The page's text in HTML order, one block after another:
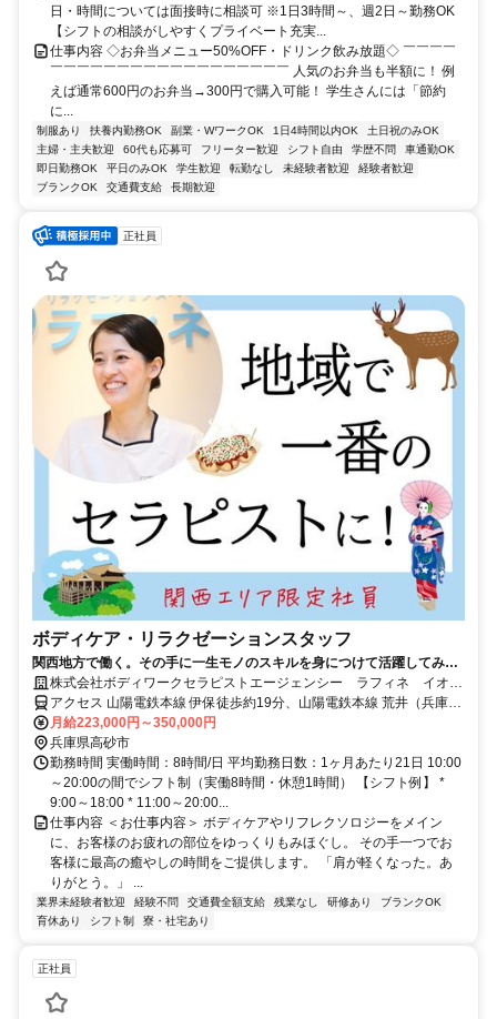
日・時間については面接時に相談可 ※1日3時間～、週2日～勤務OK
【シフトの相談がしやすくプライベート充実...
仕事内容 ◇お弁当メニュー50%OFF・ドリンク飲み放題◇ ￣￣￣￣
￣￣￣￣￣￣￣￣￣￣￣￣￣￣￣￣￣￣ 人気のお弁当も半額に！ 例
えば通常600円のお弁当→300円で購入可能！ 学生さんには「節約
に...
制服あり 扶養内勤務OK 副業・WワークOK 1日4時間以内OK
土日祝のみOK
主婦・主夫歓迎
60代も応募可 フリーター歓迎 シフト自由 学歴不問
車通勤OK
即日勤務OK
平日のみOK 学生歓迎 転勤なし 未経験者歓迎
経験者歓迎
ブランクOK
交通費支給 長期歓迎
正社員
ボディケア・リラクゼーションスタッフ
関西地方で働く。その手に一生モノのスキルを身につけて活躍してみま
せんか。
株式会社ボディワークセラピストエージェンシー ラフィネ イオン
高砂店
アクセス 山陽電鉄本線 伊保徒歩約19分、山陽電鉄本線 荒井（兵庫
県）徒歩約20分、ＪＲ山陽本線 宝殿南口徒歩約24分 最寄駅：伊丹駅
月給223,000円～350,000円
兵庫県高砂市
勤務時間 実働時間：8時間/日 平均勤務日数：1ヶ月あたり21日 10:00
～20:00の間でシフト制（実働8時間・休憩1時間） 【シフト例】 *
9:00～18:00 * 11:00～20:00...
仕事内容 ＜お仕事内容＞ ボディケアやリフレクソロジーをメイン
に、お客様のお疲れの部位をゆっくりもみほぐし。 その手一つでお
客様に最高の癒やしの時間をご提供します。 「肩が軽くなった。あ
りがとう。」 ...
業界未経験者歓迎 経験不問 交通費全額支給 残業なし 研修あり
ブランクOK
育休あり
シフト制 寮・社宅あり
正社員